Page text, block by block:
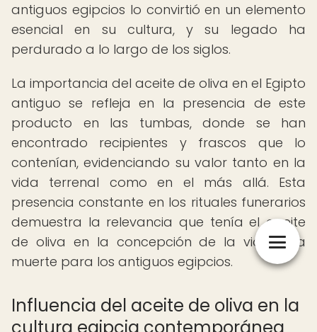
antiguos egipcios lo convirtió en un elemento
esencial en su cultura, y su legado ha
perdurado a lo largo de los siglos.
La importancia del aceite de oliva en el Egipto
antiguo se refleja en la presencia de este
producto en las tumbas, donde se han
encontrado recipientes y frascos que lo
contenían, evidenciando su valor tanto en la
vida terrenal como en el más allá. Esta
presencia constante en los rituales funerarios
demuestra la relevancia que tenía el aceite
de oliva en la concepción de la vida y la
muerte para los antiguos egipcios.
Influencia del aceite de oliva en la